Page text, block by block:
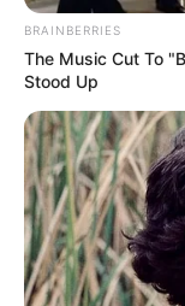
BRAINBERRIES
The Music Cut To
Stood Up